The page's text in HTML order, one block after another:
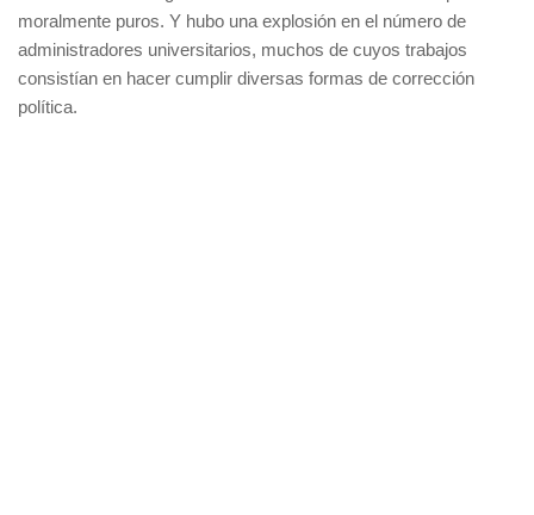
moralmente puros. Y hubo una explosión en el número de
administradores universitarios, muchos de cuyos trabajos
consistían en hacer cumplir diversas formas de corrección
política.